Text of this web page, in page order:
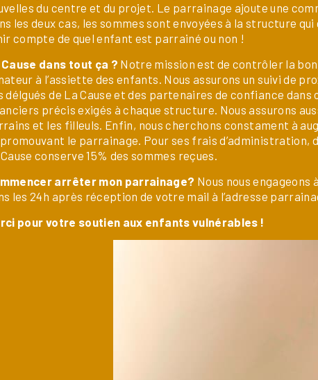
du centre et du projet. Le parrainage ajoute une
les deux cas, les sommes sont envoyées à la structure
compte de quel enfant est parrainé ou non !
dans tout ça ? Notre mission est de contrôler la
à l’assiette des enfants. Nous assurons un suivi de
délgués de La Cause et des partenaires de confiance
précis exigés à chaque structure. Nous assurons
et les filleuls. Enfin, nous cherchons constament à
le parrainage. Pour ses frais
conserve 15% des sommes reçues.
arrêter mon parrainage? Nous nous
les 24h après réception de votre mail à l’adresse
pour votre soutien aux enfants vulnérables !